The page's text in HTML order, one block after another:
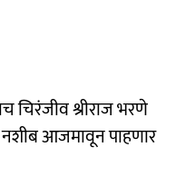
चिरंजीव श्रीराज भरणे
नशीब आजमावून पाहणार